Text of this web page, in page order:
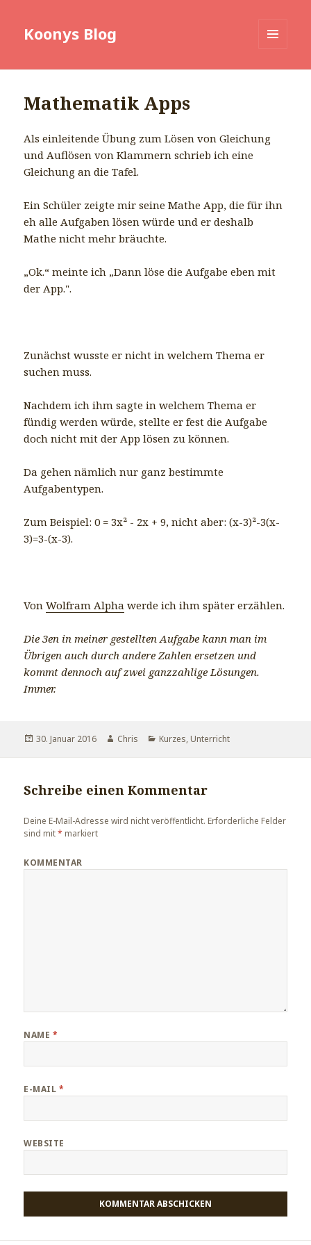
Koonys Blog
Mathematik Apps
Als einleitende Übung zum Lösen von Gleichung
und Auflösen von Klammern schrieb ich eine
Gleichung an die Tafel.
Ein Schüler zeigte mir seine Mathe App, die für ihn
eh alle Aufgaben lösen würde und er deshalb
Mathe nicht mehr bräuchte.
„Ok.“ meinte ich „Dann löse die Aufgabe eben mit
der App.".
Zunächst wusste er nicht in welchem Thema er
suchen muss.
Nachdem ich ihm sagte in welchem Thema er
fündig werden würde, stellte er fest die Aufgabe
doch nicht mit der App lösen zu können.
Da gehen nämlich nur ganz bestimmte
Aufgabentypen.
Zum Beispiel: 0 = 3x² - 2x + 9, nicht aber: (x-3)²-3(x-
3)=3-(x-3).
VonWolfram Alpha werde ich ihm später erzählen.
Die 3en in meiner gestellten Aufgabe kann man im
Übrigen auch durch andere Zahlen ersetzen und
kommt dennoch auf zwei ganzzahlige Lösungen.
Immer.
Veröffentlicht
30. Januar 2016 Autor
Chris Kategorien
Kurzes, Unterricht
Schreibe einen Kommentar
Deine E-Mail-Adresse wird nicht veröffentlicht. Erforderliche Felder
sind mit* markiert
KOMMENTAR
NAME *
E-MAIL *
WEBSITE